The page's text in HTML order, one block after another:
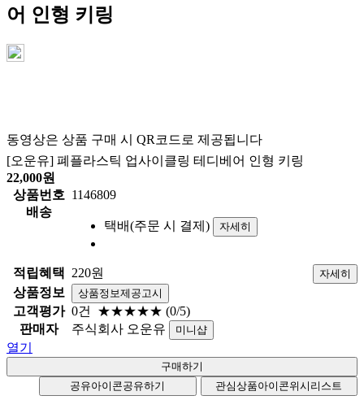
어 인형 키링
동영상은 상품 구매 시 QR코드로 제공됩니다
[오운유] 폐플라스틱 업사이클링 테디베어 인형 키링
22,000원
상품번호 1146809
배송
택배(주문 시 결제)
자세히
적립혜택 220원 자세히
상품정보 상품정보제공고시
고객평가 0건 ★★★★★ (0/5)
판매자
주식회사 오운유 미니샵
열기
공유아이콘공유하기 관심상품아이콘위시리스트